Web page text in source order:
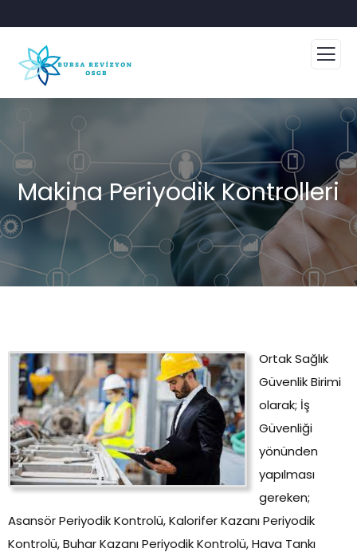
Makina Periyodik Kontrolleri
Ortak Sağlık
Güvenlik Birimi
olarak; İş
Güvenliği
yönünden
yapılması
gereken;
Asansör Periyodik Kontrolü, Kalorifer Kazanı Periyodik
Kontrolü, Buhar Kazanı Periyodik Kontrolü, Hava Tankı